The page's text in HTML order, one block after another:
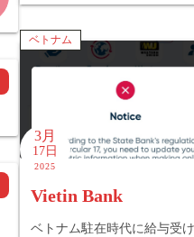
ベトナム
3月
17日
2025
Vietin Bank
ベトナム駐在時代に給与受